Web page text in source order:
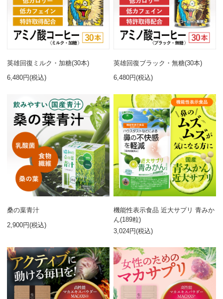
英雄回復ミルク・加糖(30本)
6,480円(税込)
英雄回復ブラック・無糖(30本)
6,480円(税込)
桑の葉青汁
2,900円(税込)
機能性表示食品 近大サプリ 青みか
ん(189粒)
3,024円(税込)